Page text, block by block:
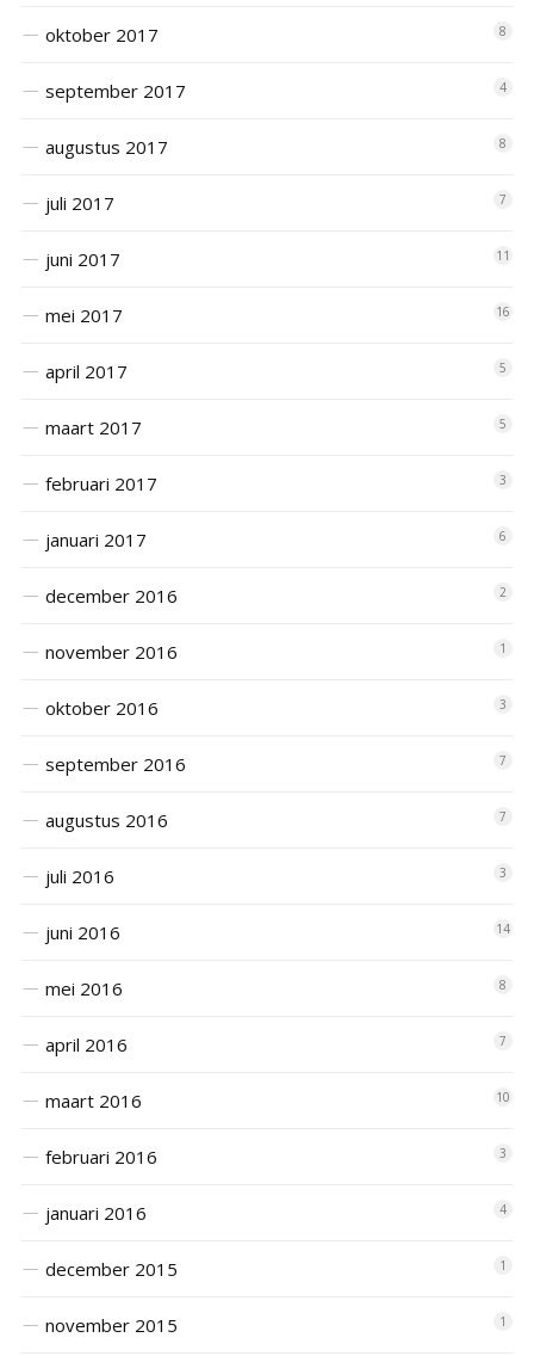
oktober 2017 8
september 2017 4
augustus 2017 8
juli 2017 7
juni 2017 11
mei 2017 16
april 2017 5
maart 2017 5
februari 2017 3
januari 2017 6
december 2016 2
november 2016 1
oktober 2016 3
september 2016 7
augustus 2016 7
juli 2016 3
juni 2016 14
mei 2016 8
april 2016 7
maart 2016 10
februari 2016 3
januari 2016 4
december 2015 1
november 2015 1